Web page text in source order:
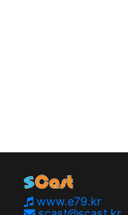
www.e79.kr